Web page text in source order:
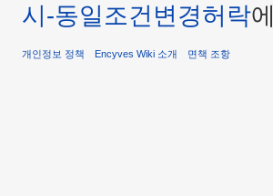
시-동일조건변경허락
개인정보 정책 Encyves Wiki 소개 면책 조항